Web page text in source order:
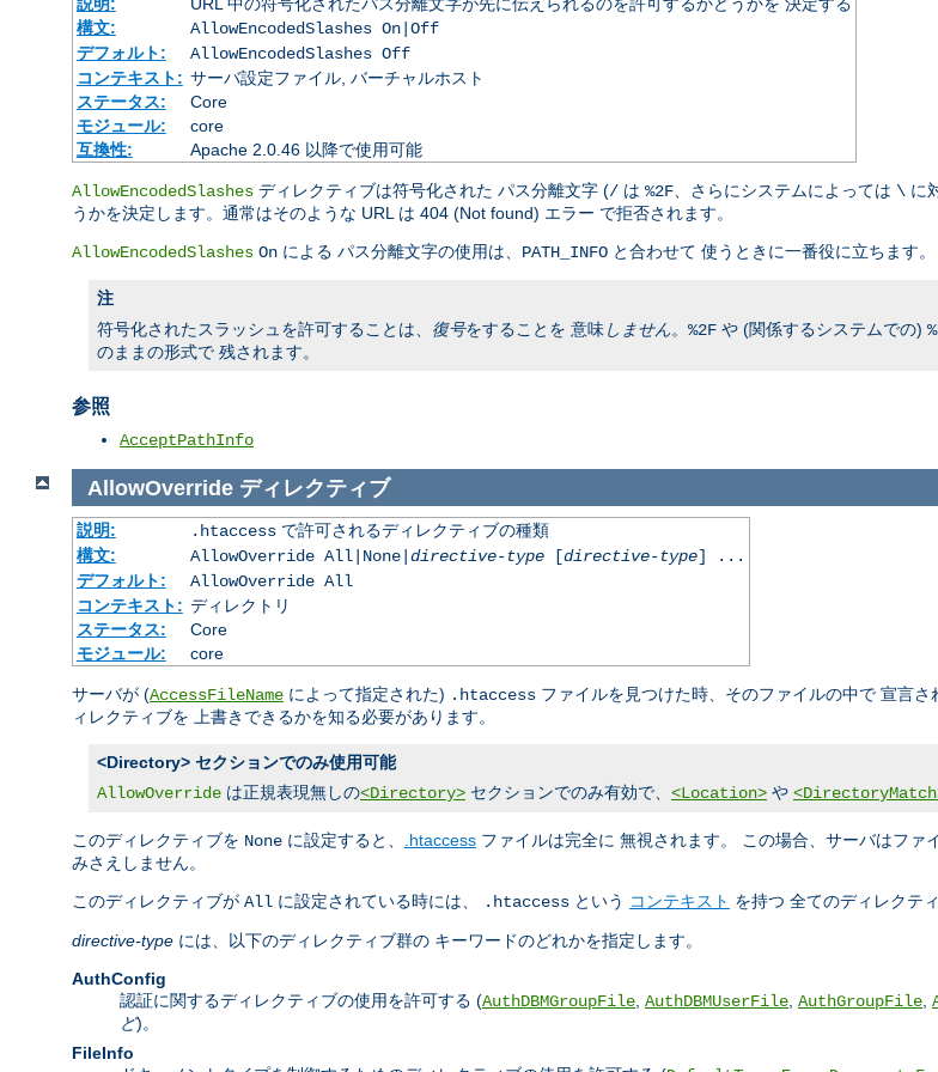
構文:
AllowEncodedSlashes On|Off
デフォルト:
AllowEncodedSlashes Off
コンテキスト: サーバ設定ファイル, バーチャルホスト
ステータス:
Core
モジュール:
core
互換性:
Apache 2.0.46 以降で使用可能
AllowEncodedSlashes ディレクティブは符号化された パス分離文字 (/ は %2F 、さらにシステムによっては \ に
うかを決定します。通常はそのような URL は 404 (Not found) エラー で拒否されます。
AllowEncodedSlashes On による パス分離文字の使用は、 PATH_INFO と合わせて 使うときに一番役に立ちます。
注
符号化されたスラッシュを許可することは、 復号をすることを 意味しません。 %2F や (関係するシステムでの)
のままの形式で 残されます。
参照
AcceptPathInfo
AllowOverride ディレクティブ
説明: .htaccessで許可されるディレクティブの種類
構文:
AllowOverride All|None| directive-type[directive-type] ...
デフォルト:
AllowOverride All
コンテキスト: ディレクトリ
ステータス:
Core
モジュール:
core
サーバが (AccessFileName によって指定された) .htaccess ファイルを見つけた時、そのファイルの中で 宣言
ィレクティブを 上書きできるかを知る必要があります。
<Directory> セクションでのみ使用可能
AllowOverride は正規表現無しの<Directory> セクションでのみ有効で、 <Location> や
このディレクティブを None に設定すると、 .htaccess ファイルは完全に 無視されます。 この場合、サーバはファ
みさえしません。
このディレクティブが All に設定されている時には、 .htaccess という コンテキスト を持つ 全てのディレクテ
directive-type には、以下のディレクティブ群の キーワードのどれかを指定します。
AuthConfig
認証に関するディレクティブの使用を許可する (AuthDBMGroupFile AuthDBMUserFile AuthGroupFile
ど)。
FileInfo